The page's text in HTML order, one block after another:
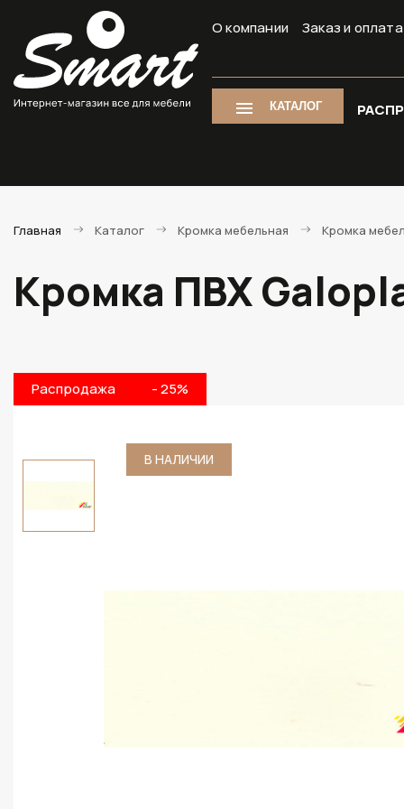
О компании Заказ и оплата
КАТАЛОГ
Главная Каталог Кромка мебельная Кромка
Кромка ПВХ
Распродажа - 25%
В НАЛИЧИИ